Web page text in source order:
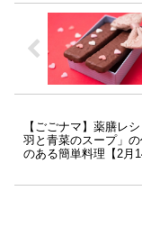
【ごごナマ】薬膳レ
羽と青菜のスープ」
のある簡単料理【2月